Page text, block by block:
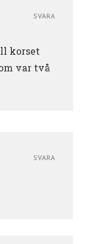
korset
var två
SVARA
SVARA